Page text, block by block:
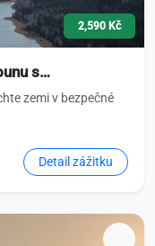
2,590 Kč
s…
zemi v bezpečné
Detail zážitku